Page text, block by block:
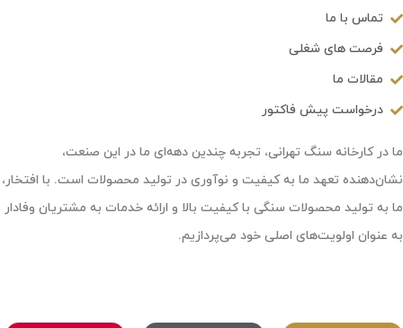
تماس با ما
فرصت های شغلی
مقالات ما
درخواست پیش فاکتور
ما در کارخانه سنگ تهرانی، تجربه چندین دهه‌ای ما در این صنعت،
نشان‌دهنده تعهد ما به کیفیت و نوآوری در تولید محصولات است. با افتخار،
ما به تولید محصولات سنگی با کیفیت بالا و ارائه خدمات به مشتریان وفادار
به عنوان اولویت‌های اصلی خود می‌پردازیم.